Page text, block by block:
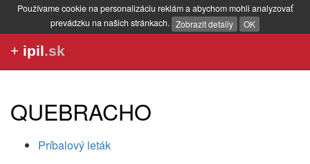
Používame cookie na personalizáciu reklám a abychom mohli analyzovať
prevádzku na našich stránkach. Zobrazit detaily OK
+ ipil.sk
QUEBRACHO
Príbalový leták